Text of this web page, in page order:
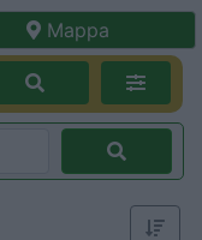
Mappa